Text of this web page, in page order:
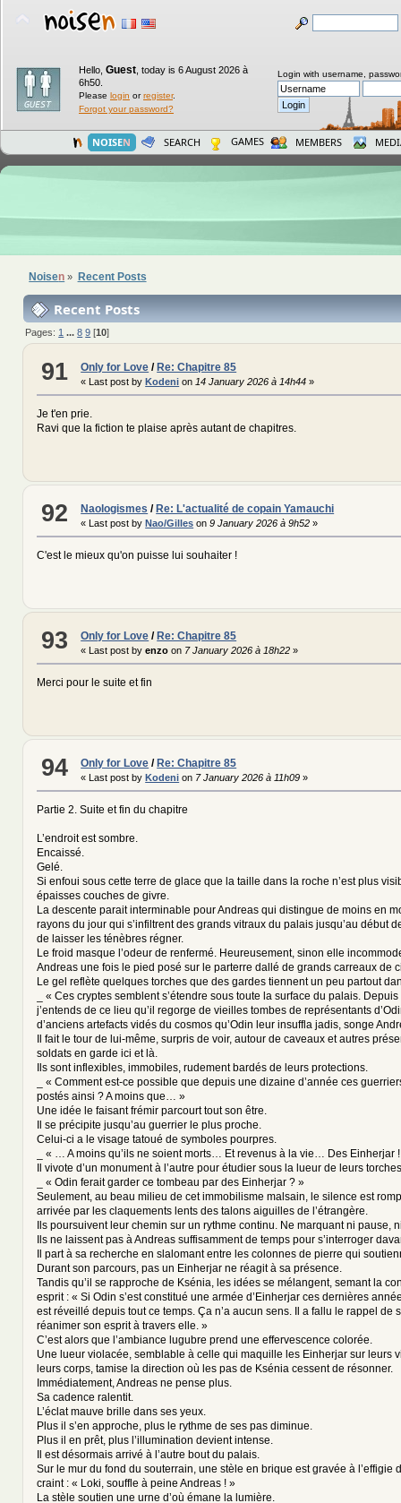
Hello, Guest today is 6 August 2026 à
6h50.
Please login orregister.
Forgot your password?
Login with username,
NOISEN SEARCH GAMES MEMBERS
Noisen » Recent Posts
Recent Posts
Pages: 1 ...8 9 [10]
91 Only for Love /Re: Chapitre 85
« Last post byKodeni on 14 January 2026 à 14h44 »
Je t'en prie.
Ravi que la fiction te plaise après autant de chapitres.
92 Naologismes /Re: L'actualité de copain Yamauchi
« Last post byNao/Gilles on 9 January 2026 à 9h52 »
C'est le mieux qu'on puisse lui souhaiter !
93 Only for Love /Re: Chapitre 85
« Last post byenzoon 7 January 2026 à 18h22 »
Merci pour le suite et fin
94 Only for Love /Re: Chapitre 85
« Last post byKodeni on 7 January 2026 à 11h09 »
Partie 2. Suite et fin du chapitre
L’endroit est sombre.
Encaissé.
Gelé.
Si enfoui sous cette terre de glace que la taille dans la roche n’est plus
épaisses couches de givre.
La descente parait interminable pour Andreas qui distingue de moins en
rayons du jour qui s’infiltrent des grands vitraux du palais jusqu’au début
de laisser les ténèbres régner.
Le froid masque l’odeur de renfermé. Heureusement, sinon elle
Andreas une fois le pied posé sur le parterre dallé de grands carreaux de
Le gel reflète quelques torches que des gardes tiennent un peu partout
_ « Ces cryptes semblent s’étendre sous toute la surface du palais.
j’entends de ce lieu qu’il regorge de vieilles tombes de représentants
d’anciens artefacts vidés du cosmos qu’Odin leur insuffla jadis, songe
Il fait le tour de lui-même, surpris de voir, autour de caveaux et autres
soldats en garde ici et là.
Ils sont inflexibles, immobiles, rudement bardés de leurs protections.
_ « Comment est-ce possible que depuis une dizaine d’année ces
postés ainsi ? A moins que… »
Une idée le faisant frémir parcourt tout son être.
Il se précipite jusqu’au guerrier le plus proche.
Celui-ci a le visage tatoué de symboles pourpres.
_ « … A moins qu’ils ne soient morts… Et revenus à la vie… Des Einherjar
Il vivote d’un monument à l’autre pour étudier sous la lueur de leurs
_ « Odin ferait garder ce tombeau par des Einherjar ? »
Seulement, au beau milieu de cet immobilisme malsain, le silence est
arrivée par les claquements lents des talons aiguilles de l’étrangère.
Ils poursuivent leur chemin sur un rythme continu. Ne marquant ni pause,
Ils ne laissent pas à Andreas suffisamment de temps pour s’interroger
Il part à sa recherche en slalomant entre les colonnes de pierre qui
Durant son parcours, pas un Einherjar ne réagit à sa présence.
Tandis qu’il se rapproche de Ksénia, les idées se mélangent, semant la
esprit : « Si Odin s’est constitué une armée d’Einherjar ces dernières
est réveillé depuis tout ce temps. Ça n’a aucun sens. Il a fallu le rappel de
réanimer son esprit à travers elle. »
C’est alors que l’ambiance lugubre prend une effervescence colorée.
Une lueur violacée, semblable à celle qui maquille les Einherjar sur leurs
leurs corps, tamise la direction où les pas de Ksénia cessent de résonner.
Immédiatement, Andreas ne pense plus.
Sa cadence ralentit.
L’éclat mauve brille dans ses yeux.
Plus il s’en approche, plus le rythme de ses pas diminue.
Plus il en prêt, plus l’illumination devient intense.
Il est désormais arrivé à l’autre bout du palais.
Sur le mur du fond du souterrain, une stèle en brique est gravée à l’effigie
craint : « Loki, souffle à peine Andreas ! »
La stèle soutien une urne d’où émane la lumière.